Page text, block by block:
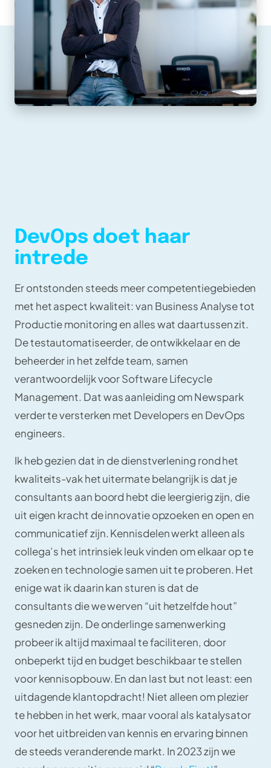
DevOps doet haar
intrede
Er ontstonden steeds meer competentiegebieden
met het aspect kwaliteit: van Business Analyse tot
Productie monitoring en alles wat daartussen zit.
De testautomatiseerder, de ontwikkelaar en de
beheerder in het zelfde team, samen
verantwoordelijk voor Software Lifecycle
Management. Dat was aanleiding om Newspark
verder te versterken met Developers en DevOps
engineers.
Ik heb gezien dat in de dienstverlening rond het
kwaliteits-vak het uitermate belangrijk is dat je
consultants aan boord hebt die leergierig zijn, die
uit eigen kracht de innovatie opzoeken en open en
communicatief zijn. Kennisdelen werkt alleen als
collega’s het intrinsiek leuk vinden om elkaar op te
zoeken en technologie samen uit te proberen. Het
enige wat ik daarin kan sturen is dat de
consultants die we werven “uit hetzelfde hout”
gesneden zijn. De onderlinge samenwerking
probeer ik altijd maximaal te faciliteren, door
onbeperkt tijd en budget beschikbaar te stellen
voor kennisopbouw. En dan last but not least: een
uitdagende klantopdracht! Niet alleen om plezier
te hebben in het werk, maar vooral als katalysator
voor het uitbreiden van kennis en ervaring binnen
de steeds veranderende markt. In 2023 zijn we